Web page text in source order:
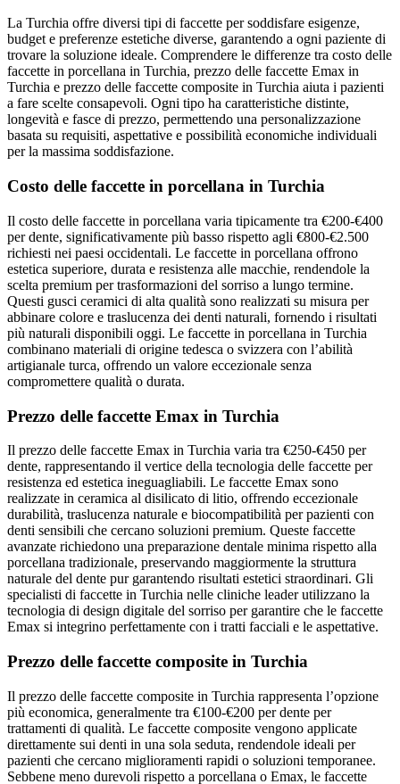
La Turchia offre diversi tipi di faccette per soddisfare esigenze,
budget e preferenze estetiche diverse, garantendo a ogni paziente di
trovare la soluzione ideale. Comprendere le differenze tra costo delle
faccette in porcellana in Turchia, prezzo delle faccette Emax in
Turchia e prezzo delle faccette composite in Turchia aiuta i pazienti
a fare scelte consapevoli. Ogni tipo ha caratteristiche distinte,
longevità e fasce di prezzo, permettendo una personalizzazione
basata su requisiti, aspettative e possibilità economiche individuali
per la massima soddisfazione.
Costo delle faccette in porcellana in Turchia
Il costo delle faccette in porcellana varia tipicamente tra €200-€400
per dente, significativamente più basso rispetto agli €800-€2.500
richiesti nei paesi occidentali. Le faccette in porcellana offrono
estetica superiore, durata e resistenza alle macchie, rendendole la
scelta premium per trasformazioni del sorriso a lungo termine.
Questi gusci ceramici di alta qualità sono realizzati su misura per
abbinare colore e traslucenza dei denti naturali, fornendo i risultati
più naturali disponibili oggi. Le faccette in porcellana in Turchia
combinano materiali di origine tedesca o svizzera con l’abilità
artigianale turca, offrendo un valore eccezionale senza
compromettere qualità o durata.
Prezzo delle faccette Emax in Turchia
Il prezzo delle faccette Emax in Turchia varia tra €250-€450 per
dente, rappresentando il vertice della tecnologia delle faccette per
resistenza ed estetica ineguagliabili. Le faccette Emax sono
realizzate in ceramica al disilicato di litio, offrendo eccezionale
durabilità, traslucenza naturale e biocompatibilità per pazienti con
denti sensibili che cercano soluzioni premium. Queste faccette
avanzate richiedono una preparazione dentale minima rispetto alla
porcellana tradizionale, preservando maggiormente la struttura
naturale del dente pur garantendo risultati estetici straordinari. Gli
specialisti di faccette in Turchia nelle cliniche leader utilizzano la
tecnologia di design digitale del sorriso per garantire che le faccette
Emax si integrino perfettamente con i tratti facciali e le aspettative.
Prezzo delle faccette composite in Turchia
Il prezzo delle faccette composite in Turchia rappresenta l’opzione
più economica, generalmente tra €100-€200 per dente per
trattamenti di qualità. Le faccette composite vengono applicate
direttamente sui denti in una sola seduta, rendendole ideali per
pazienti che cercano miglioramenti rapidi o soluzioni temporanee.
Sebbene meno durevoli rispetto a porcellana o Emax, le faccette